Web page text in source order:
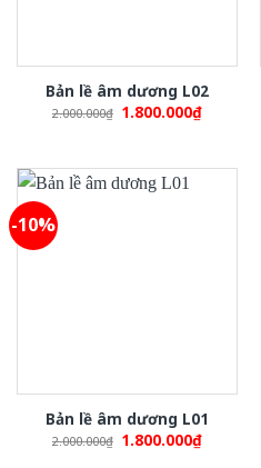
Bản lề âm dương L02
2.000.000₫ Original
price
1.800.000₫Current
-10%
Bản lề âm dương L01
2.000.000₫ Original
price
1.800.000₫Current